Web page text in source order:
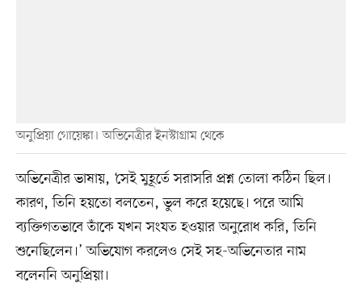
অনুপ্রিয়া গোয়েঙ্কা। অভিনেত্রীর ইনস্টাগ্রাম থেকে
অভিনেত্রীর ভাষায়, ‘সেই মুহূর্তে সরাসরি প্রশ্ন তোলা কঠিন ছিল।
কারণ, তিনি হয়তো বলতেন, ভুল করে হয়েছে। পরে আমি
ব্যক্তিগতভাবে তাঁকে যখন সংযত হওয়ার অনুরোধ করি, তিনি
শুনেছিলেন।’ অভিযোগ করলেও সেই সহ-অভিনেতার নাম
বলেননি অনুপ্রিয়া।